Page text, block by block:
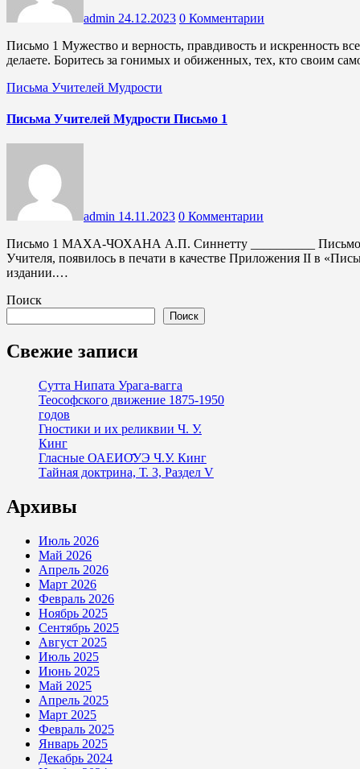
admin 24.12.2023 0 Комментарии
Письмо 1 Мужество и верность, правдивость и искренность всегда вызывают наше уважение. Продолжайте, дитя, как вы и
делаете. Боритесь за гонимых и обиженных, тех, кто своим
Письма Учителей Мудрости
Письма Учителей Мудрости Письмо 1
admin 14.11.2023 0 Комментарии
Письмо 1 МАХА-ЧОХАНА А.П. Синнетту __________ Письмо Маха-Чохана, также известное как Письмо великого
Учителя, появилось в печати в качестве Приложения II в
издании.…
Поиск
Поиск
Свежие записи
Сутта Нипата Урага-вагга
Теософского движение 1875-1950
годов
Гностики и их реликвии Ч. У.
Кинг
Гласные ОАЕИО̄УЭ Ч.У. Кинг
Тайная доктрина, Т. 3, Раздел V
Архивы
Июль 2026
Май 2026
Апрель 2026
Март 2026
Февраль 2026
Ноябрь 2025
Сентябрь 2025
Август 2025
Июль 2025
Июнь 2025
Май 2025
Апрель 2025
Март 2025
Февраль 2025
Январь 2025
Декабрь 2024